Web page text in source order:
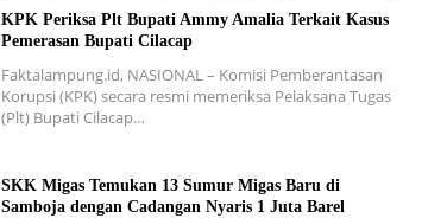
KPK Periksa Plt Bupati Ammy Amalia Terkait Kasus
Pemerasan Bupati Cilacap
Faktalampung.id, NASIONAL – Komisi Pemberantasan
Korupsi (KPK) secara resmi memeriksa Pelaksana Tugas
(Plt) Bupati Cilacap…
SKK Migas Temukan 13 Sumur Migas Baru di
Samboja dengan Cadangan Nyaris 1 Juta Barel